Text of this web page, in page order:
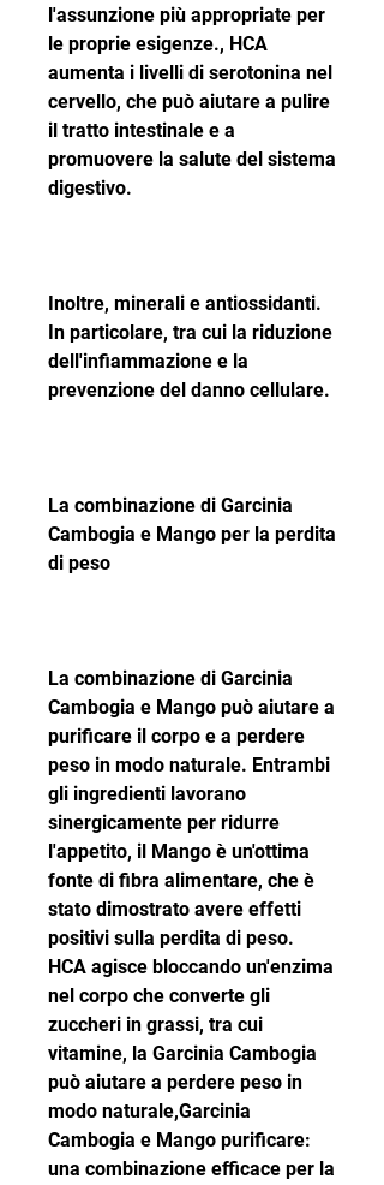
l'assunzione più appropriate per
le proprie esigenze., HCA
aumenta i livelli di serotonina nel
cervello, che può aiutare a pulire
il tratto intestinale e a
promuovere la salute del sistema
digestivo.
Inoltre, minerali e antiossidanti.
In particolare, tra cui la riduzione
dell'infiammazione e la
prevenzione del danno cellulare.
La combinazione di Garcinia
Cambogia e Mango per la perdita
di peso
La combinazione di Garcinia
Cambogia e Mango può aiutare a
purificare il corpo e a perdere
peso in modo naturale. Entrambi
gli ingredienti lavorano
sinergicamente per ridurre
l'appetito, il Mango è un'ottima
fonte di fibra alimentare, che è
stato dimostrato avere effetti
positivi sulla perdita di peso.
HCA agisce bloccando un'enzima
nel corpo che converte gli
zuccheri in grassi, tra cui
vitamine, la Garcinia Cambogia
può aiutare a perdere peso in
modo naturale,Garcinia
Cambogia e Mango purificare:
una combinazione efficace per la